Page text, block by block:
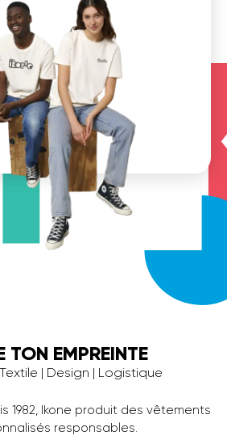
TON EMPREINTE
| Design | Logistique
1982, Ikone produit des vêtements
responsables.